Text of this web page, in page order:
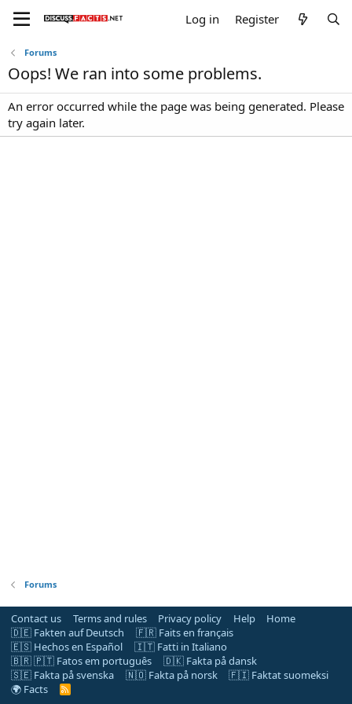
Log in Register
Forums
Oops! We ran into some problems.
An error occurred while the page was being generated. Please
try again later.
Forums
Contact us Terms and rules Privacy policy Help
Home
🇩🇪 Fakten auf Deutsch
🇫🇷 Faits en français
🇪🇸 Hechos en Español
🇮🇹 Fatti in Italiano
🇧🇷 🇵🇹 Fatos em português
🇩🇰 Fakta på dansk
🇸🇪 Fakta på svenska
🇳🇴 Fakta på norsk
🇫🇮 Faktat suomeksi
🌍 Facts
R